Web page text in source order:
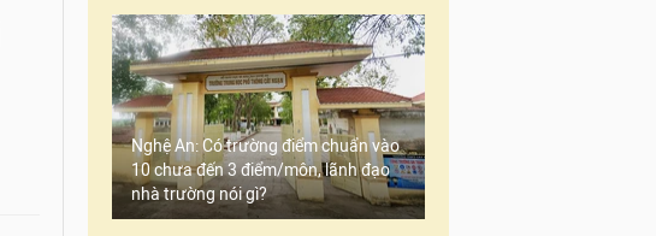
Nghệ An: Có trường điểm chuẩn vào
10 chưa đến 3 điểm/môn, lãnh đạo
nhà trường nói gì?